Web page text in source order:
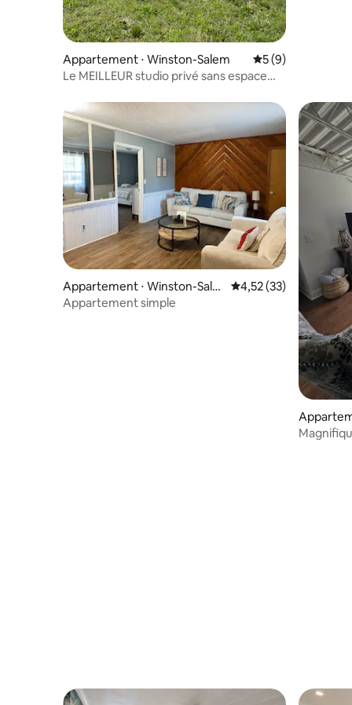
Appartement ⋅ Winston-Salem Évaluation
5 (9)
Le MEILLEUR studio privé sans espace
Appartement ⋅ Winston-Sale
m
Évaluation moyenne
4,52 (33)
Appartement simple